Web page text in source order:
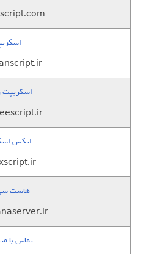
اسکریپت
ایکس
هاست
تماس با